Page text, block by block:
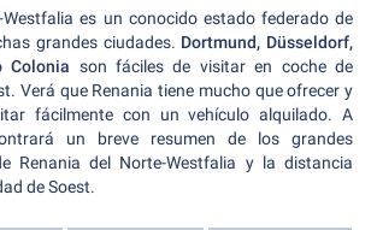
Westfalia es un conocido estado federado de
grandes ciudades. Dortmund, Düsseldorf,
Colonia son fáciles de visitar en coche de
Verá que Renania tiene mucho que ofrecer y
fácilmente con un vehículo alquilado. A
un breve resumen de los grandes
Renania del Norte-Westfalia y la distancia
de Soest.